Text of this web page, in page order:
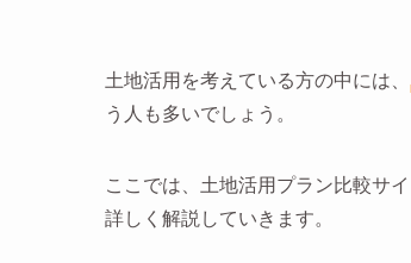
土地活用を考えている方の中には、
う人も多いでしょう。
ここでは、土地活用プラン比較サ
詳しく解説していきます。